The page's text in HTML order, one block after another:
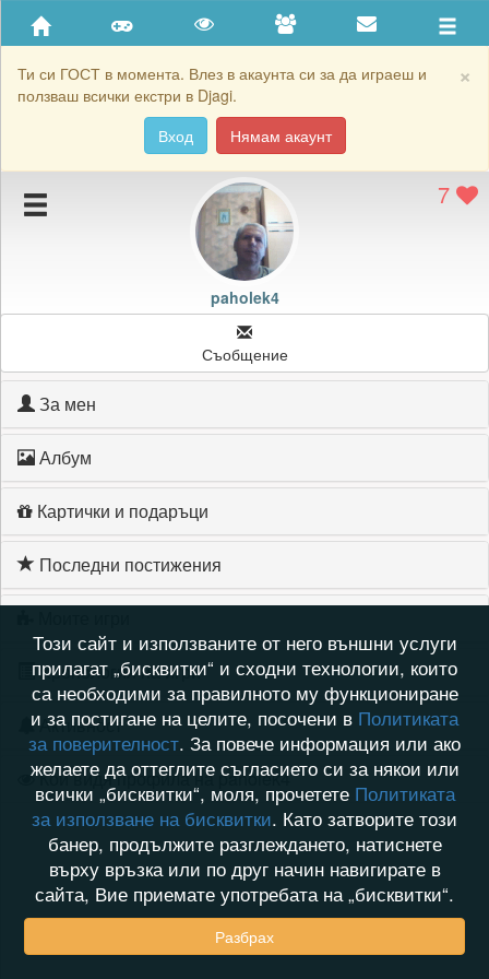
×
Ти си ГОСТ в момента. Влез в акаунта си за да играеш и
ползваш всички екстри в Djagi.
Вход
Нямам акаунт
Приятели
Хронология на игри
Подаръците на paholek4
Картичките на paholek4
7
paholek4
Съобщение
За мен
Албум
Картички и подаръци
Последни постижения
Хронология на игри
Активност
Кой видя профила на paholek4
Този сайт и използваните от него външни услуги
прилагат „бисквитки“ и сходни технологии, които
са необходими за правилното му функциониране
и за постигане на целите, посочени в Политиката
за поверителност. За повече информация или ако
желаете да оттеглите съгласието си за някои или
всички „бисквитки“, моля, прочетете Политиката
за използване на бисквитки. Като затворите този
банер, продължите разглеждането, натиснете
върху връзка или по друг начин навигирате в
сайта, Вие приемате употребата на „бисквитки“.
Разбрах